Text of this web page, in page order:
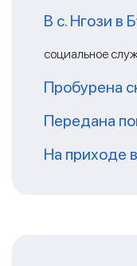
В с. Нгози в
социальное
Пробурена
Передана
На приходе